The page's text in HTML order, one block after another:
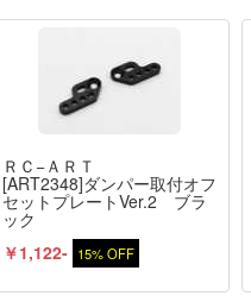
ＲＣ−ＡＲＴ
[ART2348]ダンパー取付オフ
セットプレートVer.2 ブラ
ック
￥1,122- 15% OFF